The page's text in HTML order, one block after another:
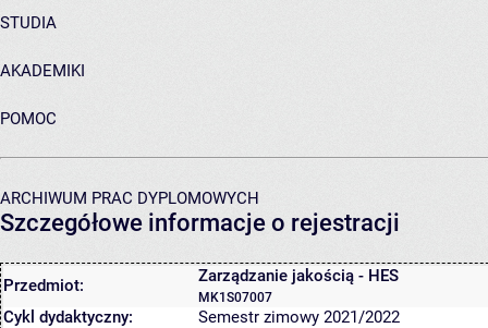
STUDIA
AKADEMIKI
POMOC
ARCHIWUM PRAC DYPLOMOWYCH
Szczegółowe informacje o rejestracji
Przedmiot: Zarządzanie jakością - HES
MK1S07007
Cykl dydaktyczny: Semestr zimowy 2021/2022